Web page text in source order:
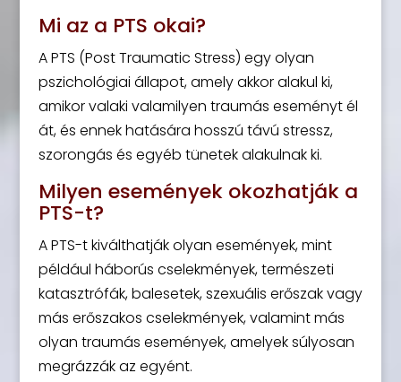
Mi az a PTS okai?
A PTS (Post Traumatic Stress) egy olyan
pszichológiai állapot, amely akkor alakul ki,
amikor valaki valamilyen traumás eseményt él
át, és ennek hatására hosszú távú stressz,
szorongás és egyéb tünetek alakulnak ki.
Milyen események okozhatják a
PTS-t?
A PTS-t kiválthatják olyan események, mint
például háborús cselekmények, természeti
katasztrófák, balesetek, szexuális erőszak vagy
más erőszakos cselekmények, valamint más
olyan traumás események, amelyek súlyosan
megrázzák az egyént.